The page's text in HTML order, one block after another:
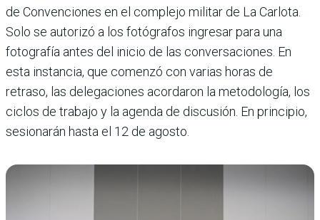
de Convenciones en el complejo militar de La Carlota.
Solo se autorizó a los fotógrafos ingresar para una
fotografía antes del inicio de las conversaciones. En
esta instancia, que comenzó con varias horas de
retraso, las delegaciones acordaron la metodología, los
ciclos de trabajo y la agenda de discusión. En principio,
sesionarán hasta el 12 de agosto.